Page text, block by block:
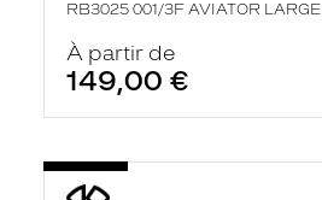
RB3025 001/3F AVIATOR LARGE
À partir de
149,00 €